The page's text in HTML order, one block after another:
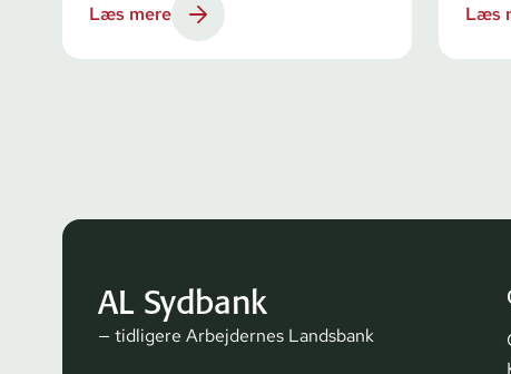
Læs mere Læs
AL Sydbank
— tidligere Arbejdernes Landsbank